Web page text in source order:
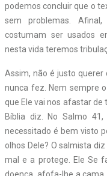
podemos concluir que o
sem problemas.
costumam ser usados
nesta vida teremos
Assim, não é justo querer
nunca fez. Nem sempre
que Ele vai nos afastar de
Bíblia diz. No Salmo
necessitado é bem visto
olhos Dele? O salmista
mal e a protege. Ele Se
doença, afofa-lhe a